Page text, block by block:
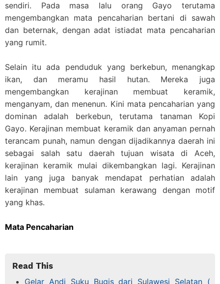
sendiri. Pada masa lalu orang Gayo terutama
mengembangkan mata pencaharian bertani di sawah
dan beternak, dengan adat istiadat mata pencaharian
yang rumit.
Selain itu ada penduduk yang berkebun, menangkap
ikan, dan meramu hasil hutan. Mereka juga
mengembangkan kerajinan membuat keramik,
menganyam, dan menenun. Kini mata pencaharian yang
dominan adalah berkebun, terutama tanaman Kopi
Gayo. Kerajinan membuat keramik dan anyaman pernah
terancam punah, namun dengan dijadikannya daerah ini
sebagai salah satu daerah tujuan wisata di Aceh,
kerajinan keramik mulai dikembangkan lagi. Kerajinan
lain yang juga banyak mendapat perhatian adalah
kerajinan membuat sulaman kerawang dengan motif
yang khas.
Mata Pencaharian
Read This
Gelar Andi Suku Bugis dari Sulawesi Selatan (